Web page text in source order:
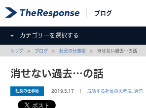
ブログ
カテゴリーを選択する
トップ > ブログ >社長の仕事術 > 消せない過去…の話
消せない過去…の話
社長の仕事術 2019.5.17 ｜ 成功する社長の思考法 ,経営